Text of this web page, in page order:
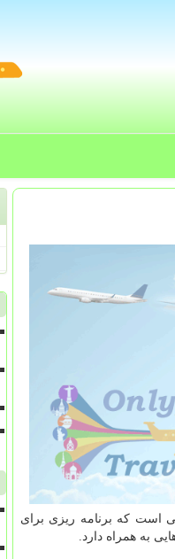
این در شرایطی است كه برنامه ریزی برای
به همراه دارد.